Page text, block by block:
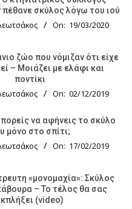
πέθανε σκύλος λόγω του ιού
On: 19/03/2020
ζώο που νόμιζαν ότι είχε
– Μοιάζει με ελάφι και
ποντίκι
On: 02/12/2019
να αφήνεις το σκύλο
μόνο στο σπίτι;
On: 17/02/2019
«μονομαχία»: Σκύλος
– Το τέλος θα σας
(video)